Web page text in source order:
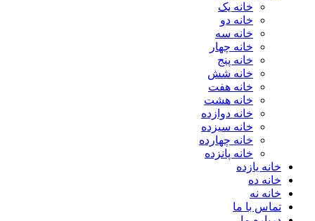
خانه یک
خانه دو
خانه سه
خانه چهار
خانه پنج
خانه شش
خانه هفت
خانه هشت
خانه دوازده
خانه سیزده
خانه چهارده
خانه پانزده
خانه یازده
خانه ده
خانه نه
تماس با ما